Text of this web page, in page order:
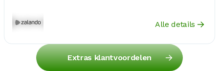
Alle details
Extras klantvoordelen